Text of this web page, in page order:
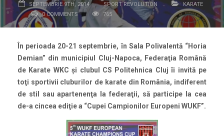
SEPTEMBRIE 9TH, 2014 SPORT REVOLUTION
KARATE
0 COMMENTS
765
În perioada 20-21 septembrie, în Sala Polivalentă “Horia
Demian” din municipiul Cluj-Napoca, Federaţia Română
de Karate WKC şi clubul CS Politehnica Cluj îi invită pe
toţi sportivii cluburilor de karate din România, indiferent
de stil sau apartenenţa la federaţii, să participe la cea
de-a cincea ediţie a “Cupei Campionilor Europeni WUKF”.